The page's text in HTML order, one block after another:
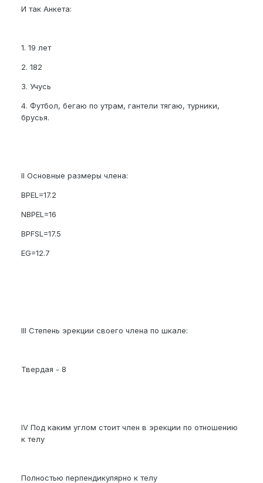
И так Анкета:
1. 19 лет
2. 182
3. Учусь
4. Футбол, бегаю по утрам, гантели тягаю, турники,
брусья.
II Основные размеры члена:
BPEL=17.2
NBPEL=16
BPFSL=17.5
EG=12.7
III Степень эрекции своего члена по шкале:
Твердая - 8
IV Под каким углом стоит член в эрекции по отношению
к телу
Полностью перпендикулярно к телу